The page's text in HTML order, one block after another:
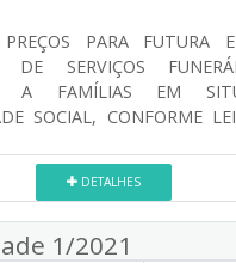
PARA FUTURA
DE SERVIÇOS
A FAMÍLIAS EM
SOCIAL, CONFORME
DETALHES
1/2021